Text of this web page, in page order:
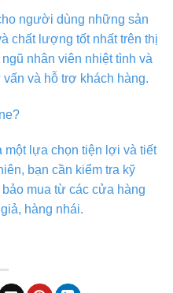
người dùng những sản
chất lượng tốt nhất trên thị
nhân viên nhiệt tình và
và hỗ trợ khách hàng.
một lựa chọn tiện lợi và tiết
bạn cần kiểm tra kỹ
mua từ các cửa hàng
hàng nhái.